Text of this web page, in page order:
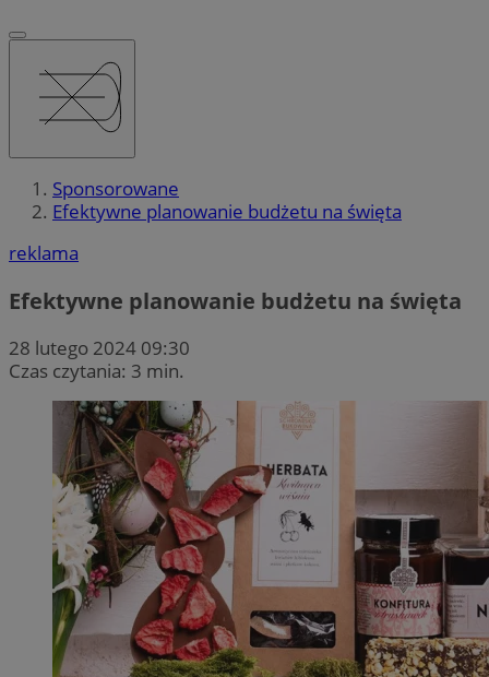
Sponsorowane
Efektywne planowanie budżetu na święta
reklama
Efektywne planowanie budżetu na święta
28 lutego 2024 09:30
Czas czytania: 3 min.